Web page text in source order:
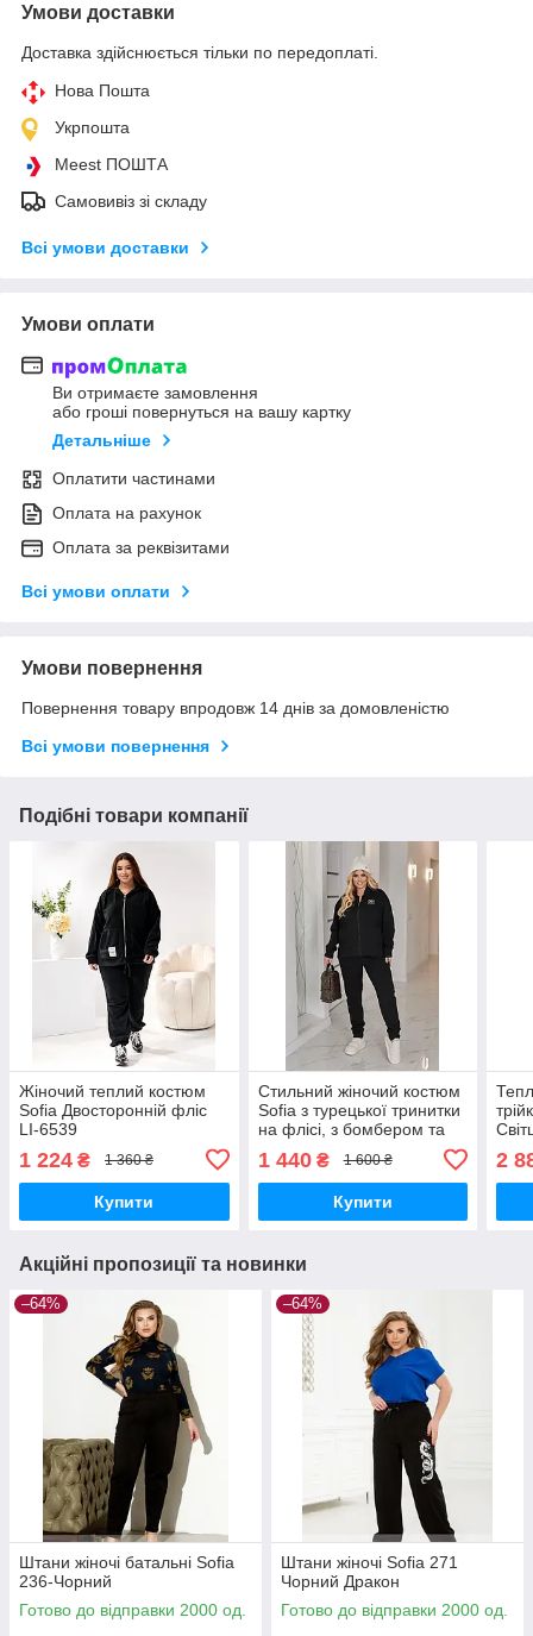
Умови доставки
Доставка здійснюється тільки по передоплаті.
Нова Пошта
Укрпошта
Meest ПОШТА
Самовивіз зі складу
Всі умови доставки
Умови оплати
Ви отримаєте замовлення
або гроші повернуться на вашу картку
Детальніше
Оплатити частинами
Оплата на рахунок
Оплата за реквізитами
Всі умови оплати
Умови повернення
Повернення товару впродовж 14 днів за домовленістю
Всі умови повернення
Подібні товари компанії
Жіночий теплий костюм
Sofia Двосторонній фліс
LI-6539
1 224 ₴ 1 360 ₴
Купити
Стильний жіночий костюм
Sofia з турецької тринитки
на флісі, з бомбером та
1 440₴ 1 600 ₴
Купити
2
Акційні пропозиції та новинки
–64%
Штани жіночі батальні Sofia
236-Чорний
Готово до відправки 2000 од.
–64%
Штани жіночі Sofia 271
Чорний Дракон
Готово до відправки 2000 од.